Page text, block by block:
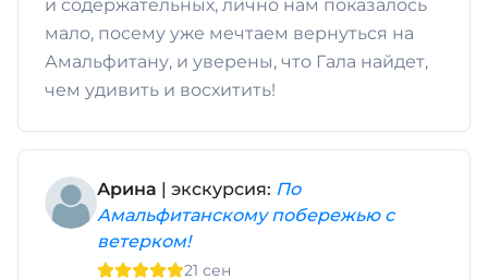
и содержательных, лично нам показалось
мало, посему уже мечтаем вернуться на
Амальфитану, и уверены, что Гала найдет,
чем удивить и восхитить!
Арина | экскурсия: По
Амальфитанскому побережью с
ветерком!
21 сен